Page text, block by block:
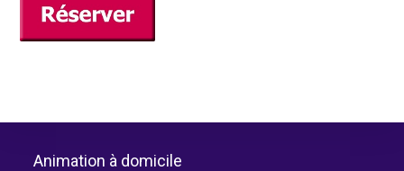
Animation à domicile